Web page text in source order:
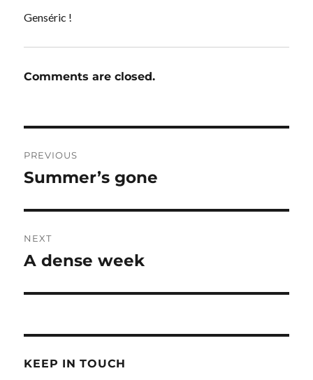
Genséric !
Comments are closed.
navigation
PREVIOUS
Previous
Summer’s gone
NEXT
Next
A dense week
KEEP IN TOUCH